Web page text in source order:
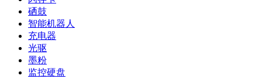
硒鼓
智能机器人
充电器
光驱
墨粉
监控硬盘